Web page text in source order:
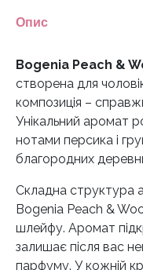
Опис
Bogenia Peach &
створена для
композиція –
Унікальний аромат
нотами персика і
благородних
Складна структура
Bogenia Peach &
шлейфу. Аромат
залишає після вас
парфуму. У кожній